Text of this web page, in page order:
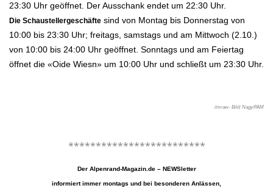
23:30 Uhr geöffnet. Der Ausschank endet um 22:30 Uhr.
Die Schaustellergeschäfte sind von Montag bis Donnerstag von
10:00 bis 23:30 Uhr; freitags, samstags und am Mittwoch (2.10.)
von 10:00 bis 24:00 Uhr geöffnet. Sonntags und am Feiertag
öffnet die «Oide Wiesn» um 10:00 Uhr und schließt um 23:30 Uhr.
-lmraw- Bild: Nagy/PAM
*************************
Der Alpenrand-Magazin.de – NEWSletter
informiert immer montags und bei besonderen Anlässen,